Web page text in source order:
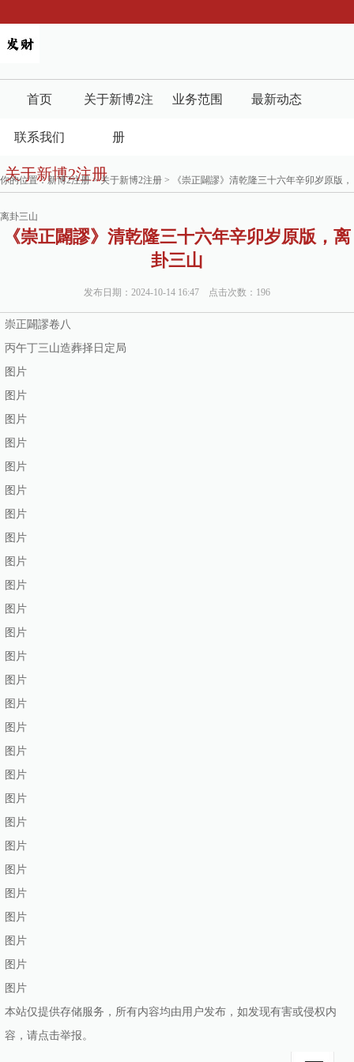
首页 关于新博2注
册
业务范围 最新动态
联系我们
关于新博2注册
你的位置：新博2注册>关于新博2注册 > 《崇正闢謬》清乾隆三十六年辛卯岁原版，
离卦三山
《崇正闢謬》清乾隆三十六年辛卯岁原版，离
卦三山
发布日期：2024-10-14 16:47 点击次数：196
‌崇正闢謬卷八
丙午丁三山造葬择日定局
图片
图片
图片
图片
图片
图片
图片
图片
图片
图片
图片
图片
图片
图片
图片
图片
图片
图片
图片
图片
图片
图片
图片
图片
图片
图片
图片
本站仅提供存储服务，所有内容均由用户发布，如发现有害或侵权内
容，请点击举报。